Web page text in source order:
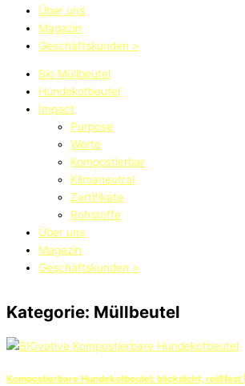
Über uns
Magazin
Geschäftskunden >
Bio Müllbeutel
Hundekotbeutel
Impact
Purpose
Werte
Kompostierbar
Klimaneutral
Zertifikate
Rohstoffe
Über uns
Magazin
Geschäftskunden >
Kategorie: Müllbeutel
Kompostierbare Hundekotbeutel: blickdicht, reißfest